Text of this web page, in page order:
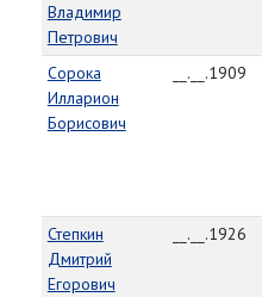
Владимир
Петрович
Сорока
Илларион
Борисович
__.__.1909
Степкин
Дмитрий
Егорович
__.__.1926